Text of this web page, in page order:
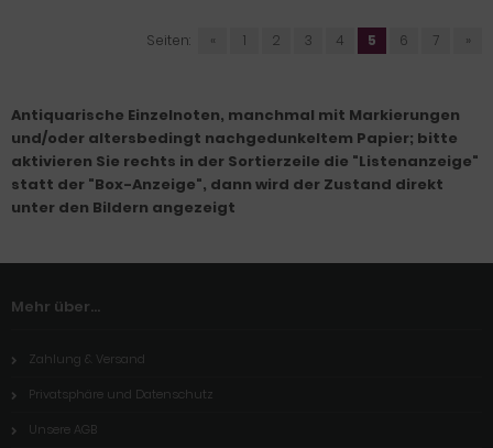
Seiten: « 1 2 3 4 5 6 7 »
Antiquarische Einzelnoten, manchmal mit Markierungen
und/oder altersbedingt nachgedunkeltem Papier; bitte
aktivieren Sie rechts in der Sortierzeile die "Listenanzeige"
statt der "Box-Anzeige", dann wird der Zustand direkt
unter den Bildern angezeigt
Mehr über...
Zahlung & Versand
Privatsphäre und Datenschutz
Unsere AGB